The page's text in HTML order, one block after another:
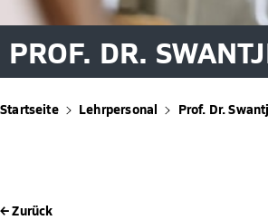
PROF. DR.
Startseite Lehrpersonal Prof. Dr.
← Zurück